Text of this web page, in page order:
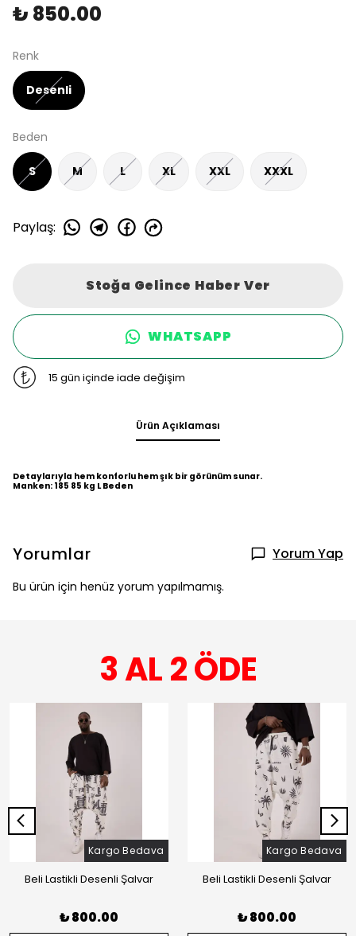
₺ 850.00
Renk
Desenli
Beden
S M L XL XXL XXXL
Paylaş:
Stoğa Gelince Haber Ver
WHATSAPP
15 gün içinde iade değişim
Ürün Açıklaması
Detaylarıyla hem konforlu hem şık bir görünüm sunar.
Manken: 185 85 kg L Beden
Yorumlar Yorum Yap
Bu ürün için henüz yorum yapılmamış.
3 AL 2 ÖDE
Kargo Bedava
Beli Lastikli Desenli Şalvar
₺ 800.00
Kargo Bedava
Beli Lastikli Desenli Şalvar
₺ 800.00